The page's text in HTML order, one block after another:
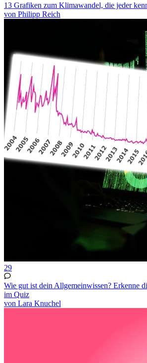
13 Grafiken zum Klimawandel, die jeder
von Philipp Reich
29
Wie gut ist dein Allgemeinwissen? Erkenne
im Quiz
von Lara Knuchel